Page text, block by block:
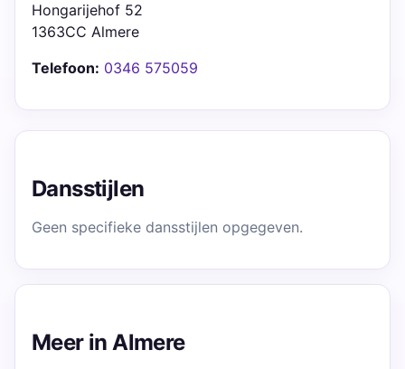
Hongarijehof 52
1363CC Almere
Telefoon: 0346 575059
Dansstijlen
Geen specifieke dansstijlen opgegeven.
Meer in Almere